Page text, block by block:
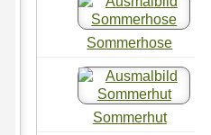
Sommerhose
Sommerhut